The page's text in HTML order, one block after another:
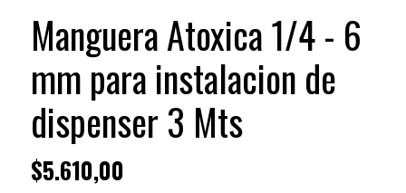
Manguera Atoxica 1/4 - 6
mm para instalacion de
dispenser 3 Mts
$5.610,00